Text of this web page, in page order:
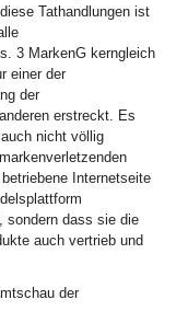
Tathandlungen ist
3 MarkenG kerngleich
einer der
der
erstreckt. Es
nicht völlig
Internetseite
sondern dass sie die
auch vertrieb und
der